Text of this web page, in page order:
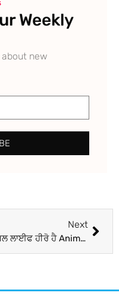
Weekly
new
Next
ਰੀਅਲ ਲਾਈਫ ਹੀਰੋ ਹੈ Animal ਦਾ ਇਹ ਐਕਟਰ, ਸੁਸਾਈਡ ਕਰ ਰਹੀ ਕੁੜੀ ਦੀ ਬਚਾਈ ਸੀ ਜਾਨ; ਵੀਡੀਓ ਹੋ ਰਹੀ ਵਾਇਰਲ